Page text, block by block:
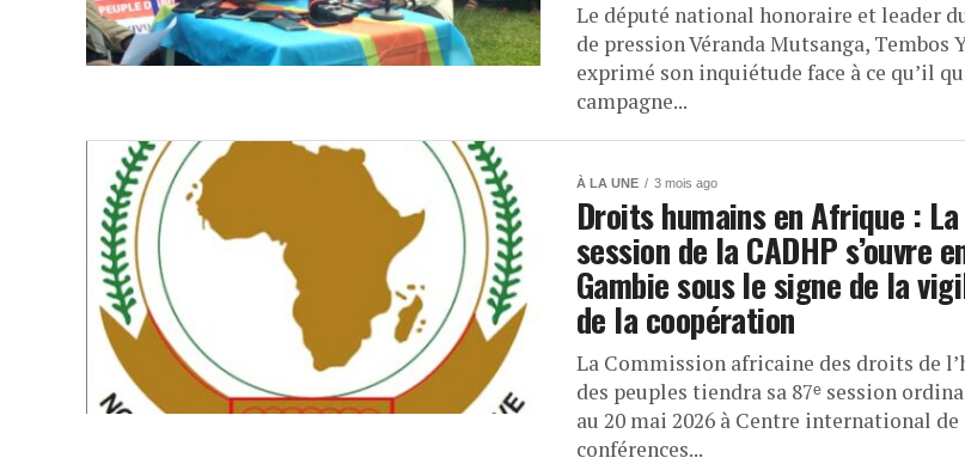
Le député national honoraire et leader
de pression Véranda Mutsanga, Tembos
exprimé son inquiétude face à ce qu’il
campagne...
À LA UNE 3 mois ago
Droits humains en Afrique : La
session de la CADHP s’ouvre
Gambie sous le signe de la
de la coopération
La Commission africaine des droits de
des peuples tiendra sa 87ᵉ session
au 20 mai 2026 à Centre international de
conférences...